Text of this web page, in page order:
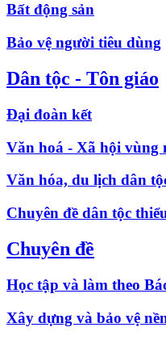
Bất động sản
Bảo vệ người tiêu dùng
Dân tộc - Tôn giáo
Đại đoàn kết
Văn hoá - Xã hội vùng
Văn hóa, du lịch dân
Chuyên đề dân tộc
Chuyên đề
Học tập và làm theo
Xây dựng và bảo vệ